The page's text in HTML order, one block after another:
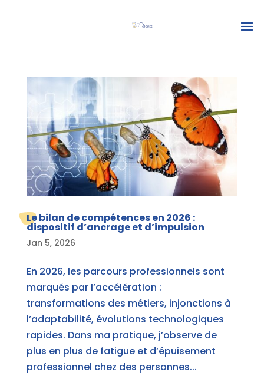
Le bilan de compétences en 2026 :
dispositif d’ancrage et d’impulsion
Jan 5, 2026
En 2026, les parcours professionnels sont
marqués par l’accélération :
transformations des métiers, injonctions à
l’adaptabilité, évolutions technologiques
rapides. Dans ma pratique, j’observe de
plus en plus de fatigue et d’épuisement
professionnel chez des personnes...